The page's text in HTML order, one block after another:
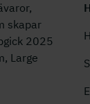
skapar
2025
Large